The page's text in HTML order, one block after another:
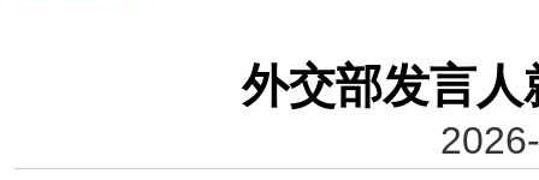
外交部发言